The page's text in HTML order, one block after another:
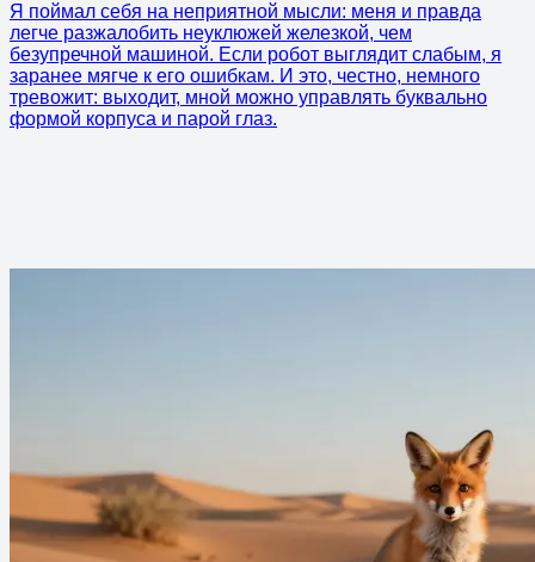
Я поймал себя на неприятной мысли: меня и правда
легче разжалобить неуклюжей железкой, чем
безупречной машиной. Если робот выглядит слабым, я
заранее мягче к его ошибкам. И это, честно, немного
тревожит: выходит, мной можно управлять буквально
формой корпуса и парой глаз.